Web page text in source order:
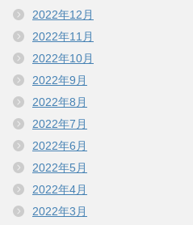
2022年12月
2022年11月
2022年10月
2022年9月
2022年8月
2022年7月
2022年6月
2022年5月
2022年4月
2022年3月